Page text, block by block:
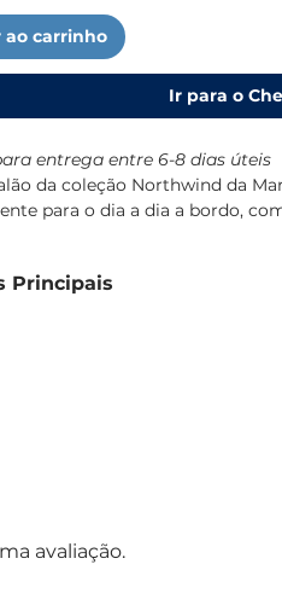
ao carrinho
Ir para o
entrega entre 6-8 dias úteis
da coleção Northwind da
para o dia a dia a bordo,
Principais
robusta pensada para uso
que aumenta a
avaliação.